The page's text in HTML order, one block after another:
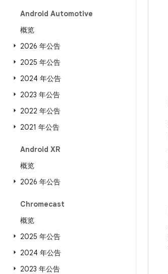
Android Automotive
概览
2026 年公告
2025 年公告
2024 年公告
2023 年公告
2022 年公告
2021 年公告
Android XR
概览
2026 年公告
Chromecast
概览
2025 年公告
2024 年公告
2023 年公告